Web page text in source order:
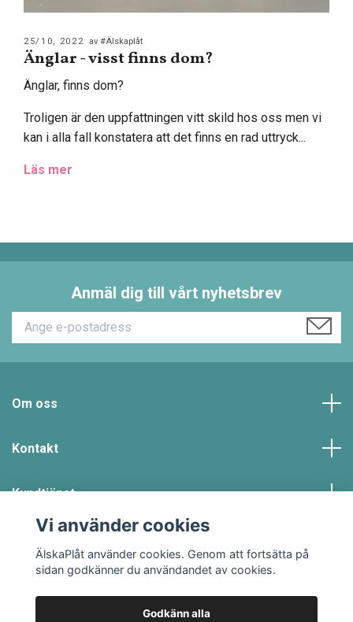
25/10, 2022 av #Älskaplåt
Änglar - visst finns dom?
Änglar, finns dom?
Troligen är den uppfattningen vitt skild hos oss men vi
kan i alla fall konstatera att det finns en rad uttryck...
Läs mer
Anmäl dig till vårt nyhetsbrev
Om oss
Kontakt
Kundtjänst
Vi använder cookies
ÄlskaPlåt använder cookies. Genom att fortsätta på
sidan godkänner du användandet av cookies.
Godkänn alla